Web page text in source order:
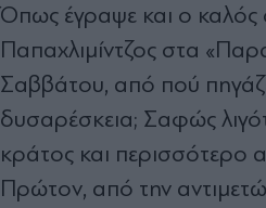
Όπως έγραψε και ο
Παπαχλιμίντζος στα
Σαββάτου, από πού
δυσαρέσκεια; Σαφώς
κράτος και περισσότερο
Πρώτον, από την